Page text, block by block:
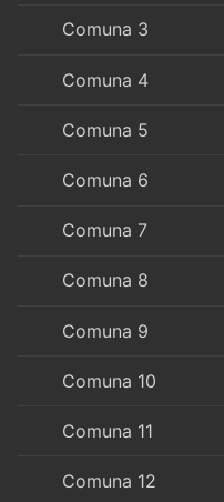
Comuna 3
Comuna 4
Comuna 5
Comuna 6
Comuna 7
Comuna 8
Comuna 9
Comuna 10
Comuna 11
Comuna 12